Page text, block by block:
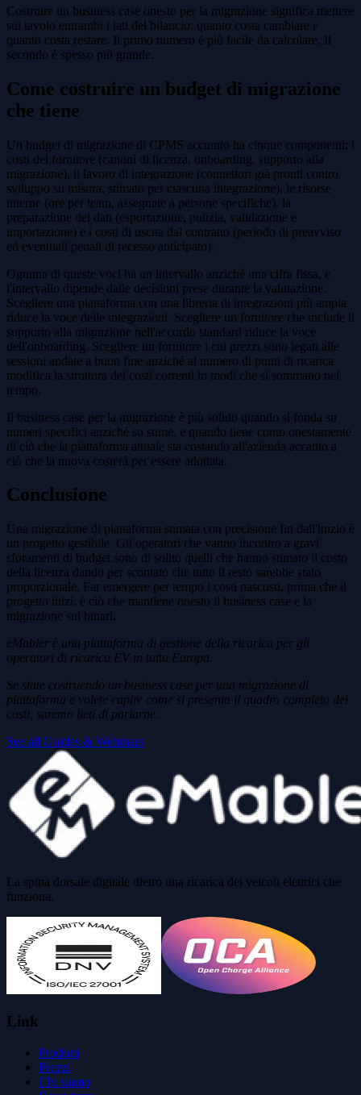
Costruire un business case onesto per la migrazione significa mettere
sul tavolo entrambi i lati del bilancio: quanto costa cambiare e
quanto costa restare. Il primo numero è più facile da calcolare. Il
secondo è spesso più grande.
Come costruire un budget di migrazione
che tiene
Un budget di migrazione di CPMS accurato ha cinque componenti: i
costi del fornitore (canoni di licenza, onboarding, supporto alla
migrazione), il lavoro di integrazione (connettori già pronti contro
sviluppo su misura, stimato per ciascuna integrazione), le risorse
interne (ore per team, assegnate a persone specifiche), la
preparazione dei dati (esportazione, pulizia, validazione e
importazione) e i costi di uscita dal contratto (periodo di preavviso
ed eventuali penali di recesso anticipato).
Ognuna di queste voci ha un intervallo anziché una cifra fissa, e
l'intervallo dipende dalle decisioni prese durante la valutazione.
Scegliere una piattaforma con una libreria di integrazioni più ampia
riduce la voce delle integrazioni. Scegliere un fornitore che include il
supporto alla migrazione nell'accordo standard riduce la voce
dell'onboarding. Scegliere un fornitore i cui prezzi sono legati alle
sessioni andate a buon fine anziché al numero di punti di ricarica
modifica la struttura dei costi correnti in modi che si sommano nel
tempo.
Il business case per la migrazione è più solido quando si fonda su
numeri specifici anziché su stime, e quando tiene conto onestamente
di ciò che la piattaforma attuale sta costando all'azienda accanto a
ciò che la nuova costerà per essere adottata.
Conclusione
Una migrazione di piattaforma stimata con precisione fin dall'inizio è
un progetto gestibile. Gli operatori che vanno incontro a gravi
sforamenti di budget sono di solito quelli che hanno stimato il costo
della licenza dando per scontato che tutto il resto sarebbe stato
proporzionale. Far emergere per tempo i costi nascosti, prima che il
progetto inizi, è ciò che mantiene onesto il business case e la
migrazione sui binari.
eMabler è una piattaforma di gestione della ricarica per gli
operatori di ricarica EV in tutta Europa.
Se state costruendo un business case per una migrazione di
piattaforma e volete capire come si presenta il quadro completo dei
costi, saremo lieti di parlarne.
See all Guides & Webinars
La spina dorsale digitale dietro una ricarica dei veicoli elettrici che
funziona.
Link
Prodotti
Prezzi
Chi siamo